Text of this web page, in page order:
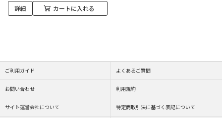
詳細 カートに入れる
ご利用ガイド よくあるご質問
お問い合わせ 利用規約
サイト運営会社について 特定商取引法に基づく表記について